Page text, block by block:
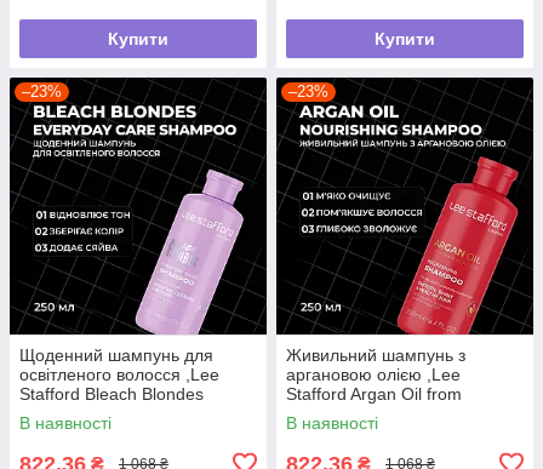
Купити Купити
–23%
Щоденний шампунь для
освітленого волосся ,Lee
Stafford Bleach Blondes
,250мл
В наявності
822,36 ₴ 1 068 ₴
–23%
Живильний шампунь з
аргановою олією ,Lee
Stafford Argan Oil from
Morocco Nourishing Shampoo
,250мл
В наявності
822,36 ₴ 1 068 ₴